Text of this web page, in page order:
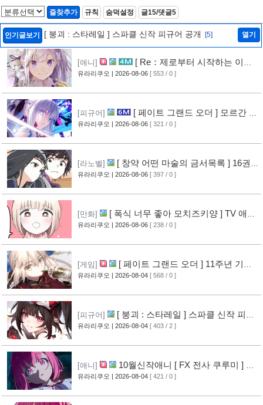
즐찾추가 규칙 숨덕설정 글15/댓글5
인기글보기 [ 붕괴 : 스타레일 ] 스파클 신작 피규어 공개 [5] 열기
[애니]
[ Re：제로부터 시작하는 이세
계 생활 ] 4기 탈환편 PV 영상 공개
유라리쿠오 | 2026-08-06 [ 553 / 0 ]
[피규어]
[ 페이트 그랜드 오더 ] 모르간 르
페이 신작 피규어 공개
[6]
유라리쿠오 | 2026-08-06 [ 321 / 0 ]
[라노벨]
[ 창약 어떤 마술의 금서목록 ] 16권
표지 공개
[8]
유라리쿠오 | 2026-08-06 [ 397 / 0 ]
[만화]
[ 폭식 너무 좋아 모치즈키양 ] TV 애니
메이션화 결정 [9]
유라리쿠오 | 2026-08-06 [ 238 / 0 ]
[게임]
[ 페이트 그랜드 오더 ] 11주년 기념
영상 공개
[8]
유라리쿠오 | 2026-08-04 [ 568 / 0 ]
[피규어]
[ 붕괴 : 스타레일 ] 스파클 신작 피규
어 공개
[5]
유라리쿠오 | 2026-08-04 [ 403 / 2 ]
[애니]
10월신작애니 [ FX 전사 쿠루미 ] PV
영상 공개
[6]
유라리쿠오 | 2026-08-04 [ 421 / 0 ]